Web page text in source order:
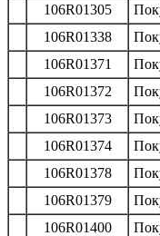
106R01305
106R01338
106R01371
106R01372
106R01373
106R01374
106R01378
106R01379
106R01400